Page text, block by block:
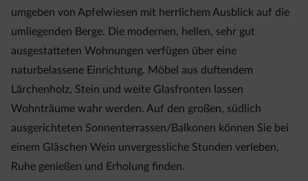
umgeben von Apfelwiesen mit herrlichem Ausblick auf die
umliegenden Berge. Die modernen, hellen, sehr gut
ausgestatteten Wohnungen verfügen über eine
naturbelassene Einrichtung. Möbel aus duftendem
Lärchenholz, Stein und weite Glasfronten lassen
Wohnträume wahr werden. Auf den großen, südlich
ausgerichteten Sonnenterrassen/Balkonen können Sie bei
einem Gläschen Wein unvergessliche Stunden verleben,
Ruhe genießen und Erholung finden.